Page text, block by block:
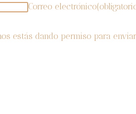
Correo electrónico
estás dando permiso para